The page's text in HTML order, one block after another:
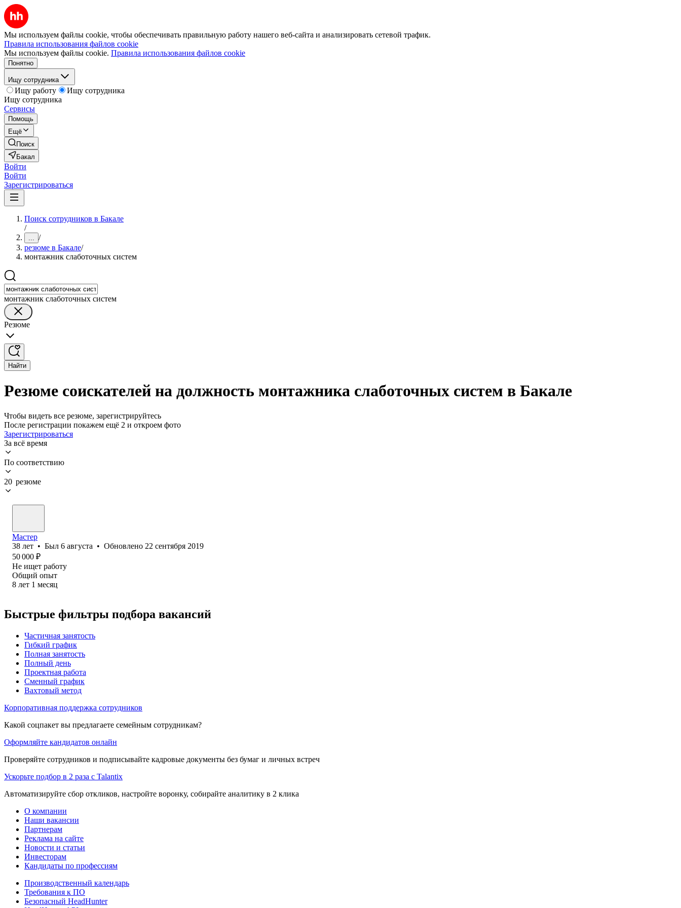
Мы используем файлы cookie, чтобы обеспечивать правильную работу нашего веб-сайта и анализировать сетевой трафик.
Правила использования файлов cookie
Мы используем файлы cookie. Правила использования файлов cookie
Понятно
Ищу сотрудника
Ищу работу
Ищу сотрудника
Ищу сотрудника
Сервисы
Помощь
Ещё
Поиск
Бакал
Войти
Войти
Зарегистрироваться
Поиск сотрудников в Бакале
/
... /
резюме в Бакале/
монтажник слаботочных систем
монтажник слаботочных систем
Резюме
Найти
Резюме соискателей на должность монтажника слаботочных систем в Бакале
Чтобы видеть все резюме, зарегистрируйтесь
После регистрации покажем ещё 2 и откроем фото
Зарегистрироваться
За всё время
По соответствию
20 резюме
Мастер
38 лет • Был 6 августа • Обновлено 22 сентября 2019
50 000 ₽
Не ищет работу
Общий опыт
8 лет 1 месяц
Быстрые фильтры подбора вакансий
Частичная занятость
Гибкий график
Полная занятость
Полный день
Проектная работа
Сменный график
Вахтовый метод
Корпоративная поддержка сотрудников
Какой соцпакет вы предлагаете семейным сотрудникам?
Оформляйте кандидатов онлайн
Проверяйте сотрудников и подписывайте кадровые документы без бумаг и личных встреч
Ускорьте подбор в 2 раза с Talantix
Автоматизируйте сбор откликов, настройте воронку, собирайте аналитику в 2 клика
О компании
Наши вакансии
Партнерам
Реклама на сайте
Новости и статьи
Инвесторам
Кандидаты по профессиям
Производственный календарь
Требования к ПО
Безопасный HeadHunter